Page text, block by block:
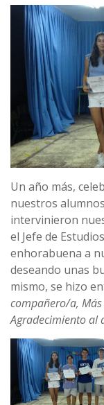
Un año más,
nuestros alumnos
intervinieron
el Jefe de
enhorabuena a
deseando unas
mismo, se hizo
compañero/a,
Agradecimiento al